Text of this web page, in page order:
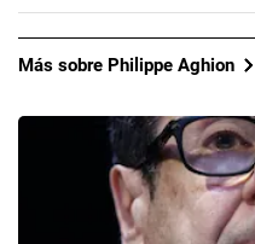
Más sobre Philippe Aghion